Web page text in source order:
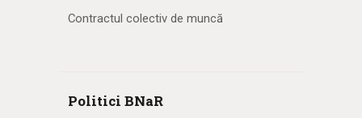
Contractul colectiv de muncă
Politici BNaR